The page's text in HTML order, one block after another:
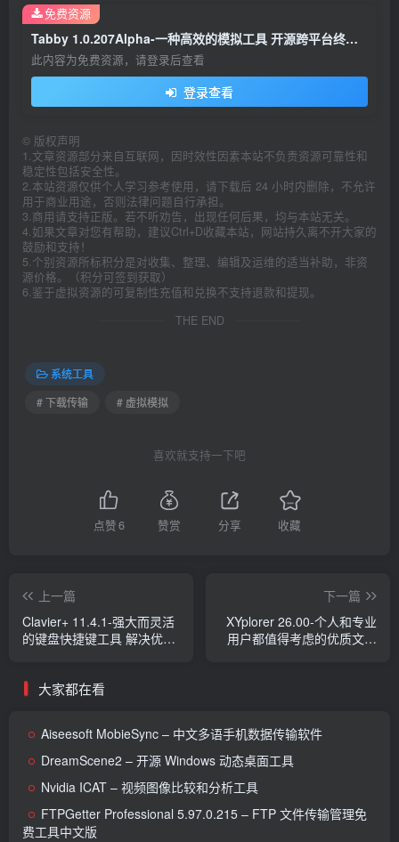
Tabby 1.0.207Alpha-一种高效的模拟工具 开源跨平台终端仿真器
此内容为免费资源，请登录后查看
登录查看
免费资源
© 版权声明
1.文章资源部分来自互联网，因时效性因素本站不负责资源可靠性和
稳定性包括安全性。
2.本站资源仅供个人学习参考使用，请下载后 24 小时内删除，不允许
用于商业用途，否则法律问题自行承担。
3.商用请支持正版。若不听劝告，出现任何后果，均与本站无关。
4.如果文章对您有帮助，建议Ctrl+D收藏本站，网站持久离不开大家的
鼓励和支持！
5.个别资源所标积分是对收集、整理、编辑及运维的适当补助，非资
源价格。（积分可签到获取）
6.鉴于虚拟资源的可复制性充值和兑换不支持退款和提现。
THE END
系统工具
# 下载传输
# 虚拟模拟
喜欢就支持一下吧
点赞6 赞赏 分享 收藏
上一篇
Clavier+ 11.4.1-强大而灵活
的键盘快捷键工具 解决优化
下一篇
XYplorer 26.00-个人和专业
用户都值得考虑的优质文件
大家都在看
Aiseesoft MobieSync – 中文多语手机数据传输软件
DreamScene2 – 开源 Windows 动态桌面工具
Nvidia ICAT – 视频图像比较和分析工具
FTPGetter Professional 5.97.0.215 – FTP 文件传输管理免
费工具中文版